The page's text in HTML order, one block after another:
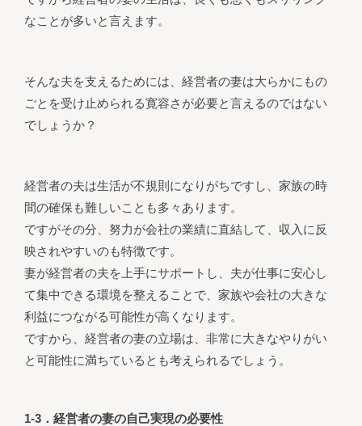
なことが多いと言えます。
そんな夫を支えるためには、経営者の妻は大らかにもの
ごとを受け止められる寛容さが必要と言えるのではない
でしょうか？
経営者の夫は生活が不規則になりがちですし、家族の時
間の確保も難しいことも多々あります。
ですがその分、努力が会社の業績に直結して、収入に反
映されやすいのも特徴です。
妻が経営者の夫を上手にサポートし、夫が仕事に安心し
て集中できる環境を整えることで、家族や会社の大きな
利益につながる可能性が高くなります。
ですから、経営者の妻の立場は、非常に大きなやりがい
と可能性に満ちているとも考えられるでしょう。
1-3．経営者の妻の自己実現の必要性